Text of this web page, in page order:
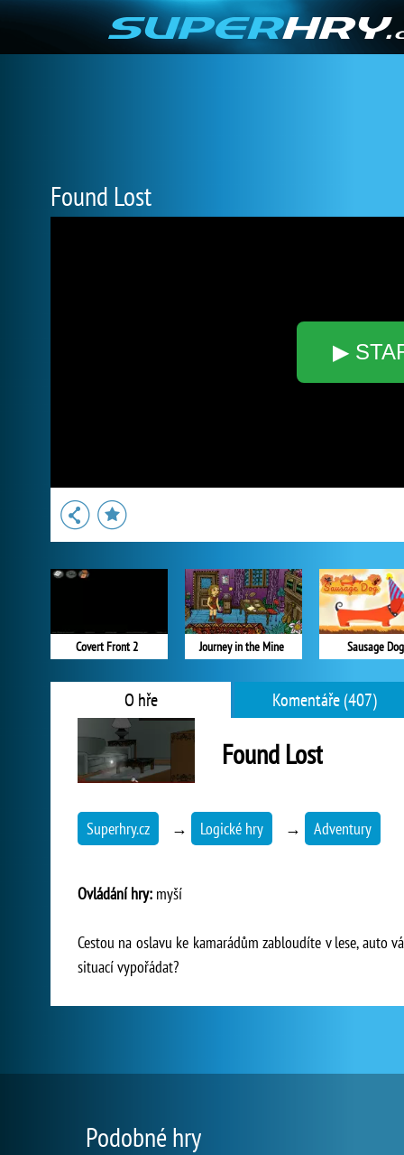
Found Lost
▶
Covert Front 2 Journey in the Mine Sausage Dog
O hře Komentáře (407)
Found Lost
Superhry.cz → Logické hry → Adventury
Ovládání hry: myší
Cestou na oslavu ke kamarádům zabloudíte v lese, auto
situací vypořádat?
Podobné hry